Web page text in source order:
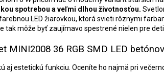
spotrebou a veľmi dlhou životnosťou.
LED žiarovkou, ktorá svieti rôznymi
tak môže byť zaujímavo spestrené nielen pre
MINI2008 36 RGB SMD LED
aj estetickú funkciu. Oceníte ho najmä pri